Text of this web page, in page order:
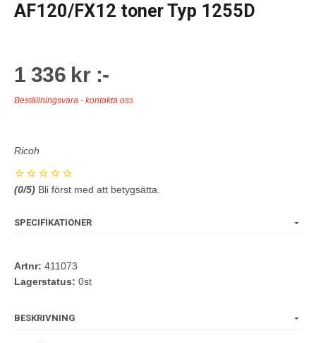
AF120/FX12 toner Typ 1255D
1 336 kr :-
Beställningsvara - kontakta oss
Ricoh
(0/5) Bli först med att betygsätta.
SPECIFIKATIONER
Artnr: 411073
Lagerstatus: 0st
BESKRIVNING